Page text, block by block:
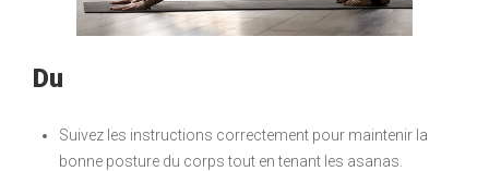
Du
Suivez les instructions correctement pour maintenir la
bonne posture du corps tout en tenant les asanas.